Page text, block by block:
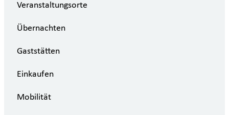
Veranstaltungsorte
Übernachten
Gaststätten
Einkaufen
Mobilität